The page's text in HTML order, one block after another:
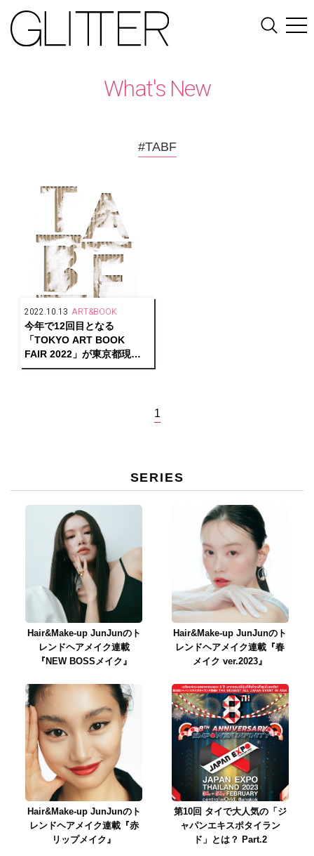
What's New
#TABF
2022.10.13 ART&BOOK
今年で12回目となる
「TOKYO ART BOOK
FAIR 2022」が東京都現代
美術館で開催！
1
SERIES
Hair&Make-up JunJunのト
レンドヘアメイク連載
『NEW BOSSメイク』
Hair&Make-up JunJunのト
レンドヘアメイク連載『春
メイク ver.2023』
Hair&Make-up JunJunのト
レンドヘアメイク連載『赤
リップメイク』
第10回 タイで大人気の「ジ
ャパンエキスポタイラン
ド」とは？ Part.2